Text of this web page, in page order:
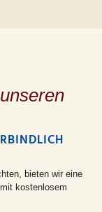
bieten wir eine
kostenlosem